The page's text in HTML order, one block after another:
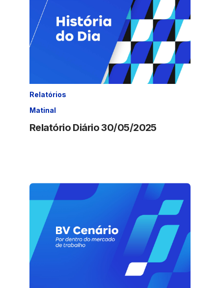
Relatórios
Matinal
Relatório Diário 30/05/2025